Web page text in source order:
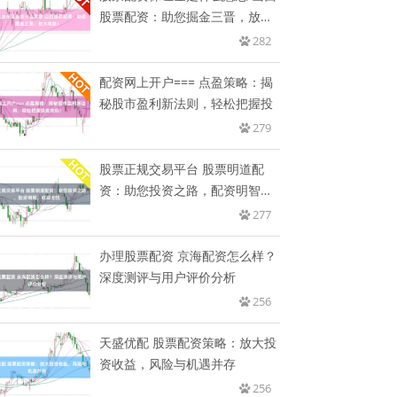
股票配资：助您掘金三晋，放大
282
配资网上开户=== 点盈策略：揭
秘股市盈利新法则，轻松把握投
279
股票正规交易平台 股票明道配
资：助您投资之路，配资明智，
277
办理股票配资 京海配资怎么样？
深度测评与用户评价分析
256
天盛优配 股票配资策略：放大投
资收益，风险与机遇并存
256